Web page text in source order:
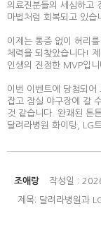
의료진분들의 세심하고
마법처럼 회복되고 있습
이제는 통증 없이 허리
체력을 되찾았습니다!
인생의 진정한 MVP입니
이번 이벤트에 당첨되
잡고 잠실 야구장에 갈
것 같습니다. 완쾌된 튼
달려라병원 화이팅, LG
조애랑 작성일 :
제목: 달려라병원과